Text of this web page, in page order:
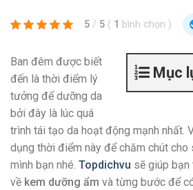
5 / 5 ( 1 bình chọn )
Mục
Ban đêm được biết
đến là thời điểm lý
tưởng để dưỡng da
bởi đây là lúc quá
trình tái tạo da hoạt động mạnh nhất.
dụng thời điểm này để chăm chút cho
mình bạn nhé. Topdichvu sẽ giúp bạn
về kem dưỡng ẩm và từng bước để